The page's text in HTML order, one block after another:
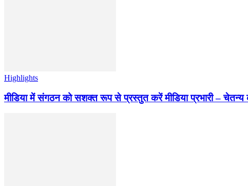
Highlights
मीडिया में संगठन को सशक्त रूप से प्रस्तुत करें मीडिया प्रभारी – चेतन्य